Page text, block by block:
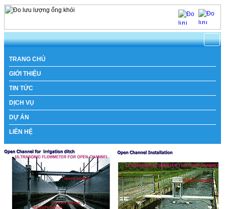
https://www.natachi.net
TRANG CHỦ
GIỚI THIỆU
TIN TỨC
DỊCH VỤ
DỰ ÁN
LIÊN HỆ